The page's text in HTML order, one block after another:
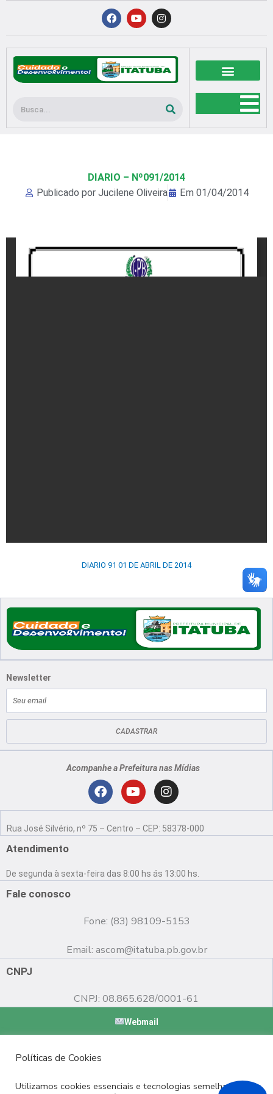
conteúdo
F
a
c
b
o
o
k
Y
o
u
u
b
e
I
n
s
a
g
r
a
Pesquisar
DIARIO – Nº091/2014
Publicado por Jucilene Oliveira Em 01/04/2014
DIARIO 91 01 DE ABRIL DE 2014
Newsletter
mail
CADASTRAR
Acompanhe a Prefeitura nas Mídias
F
c
o
o
Y
u
b
e
I
n
s
g
r
Rua José Silvério, nº 75 – Centro – CEP: 58378-000
Atendimento
De segunda à sexta-feira das 8:00 hs ás 13:00 hs.
Fale conosco
Fone: (83) 98109-5153
Email: ascom@itatuba.pb.gov.br
CNPJ
CNPJ: 08.865.628/0001-61
Webmail
Políticas de Cookies
Utilizamos cookies essenciais e tecnologias semelhantes de